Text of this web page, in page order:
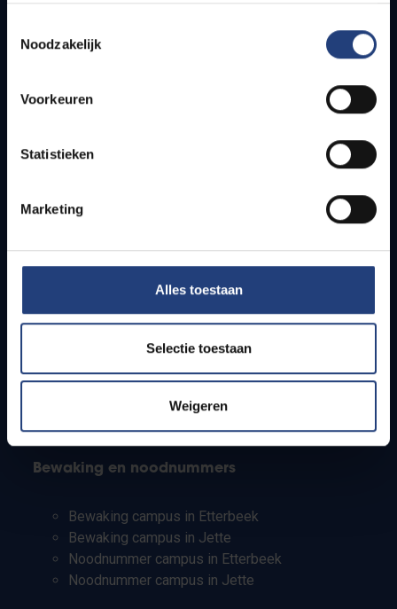
Noodzakelijk
Voorkeuren
Statistieken
Marketing
Alles toestaan
Selectie toestaan
Weigeren
Snel naar
Bereikbaarheid
Studenten
PhD-studenten
Leerkrachten en secundaire scholen
Bewaking en noodnummers
Bewaking campus in Etterbeek
Bewaking campus in Jette
Noodnummer campus in Etterbeek
Noodnummer campus in Jette